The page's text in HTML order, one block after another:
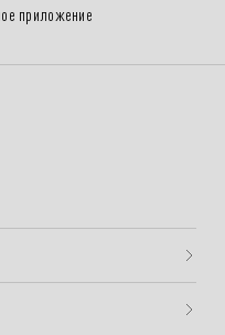
приложение